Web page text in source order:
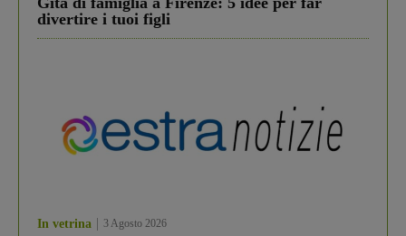
divertire i tuoi figli
In vetrina 3 Agosto 2026